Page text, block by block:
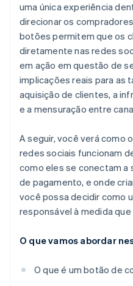
uma única experiência
direcionar os
botões permitem que os
diretamente nas redes
em ação em questão de
implicações reais para as
aquisição de clientes, a
e a mensuração entre
A seguir, você verá como
redes sociais funcionam
como eles se conectam
de pagamento, e onde
você possa decidir como
responsável à medida
O que vamos abordar
O que é um botão de